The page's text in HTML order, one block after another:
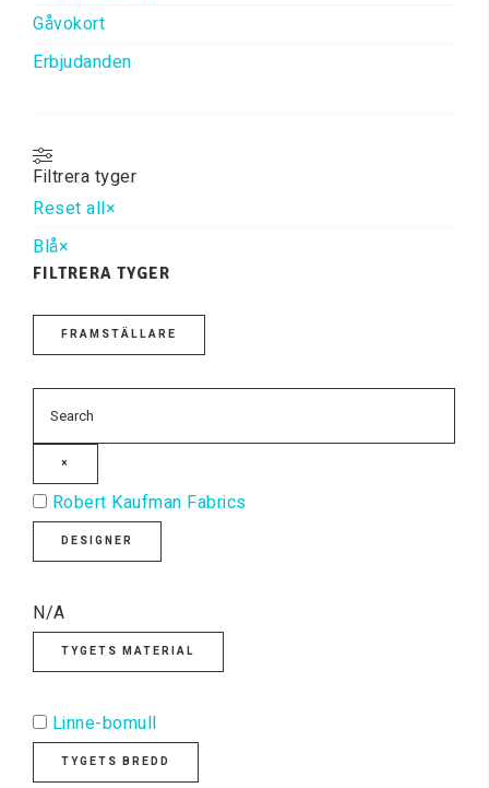
Gåvokort
Erbjudanden
Filtrera tyger
Reset all×
Blå×
FILTRERA TYGER
FRAMSTÄLLARE
×
Robert Kaufman Fabrics
DESIGNER
N/A
TYGETS MATERIAL
Linne-bomull
TYGETS BREDD